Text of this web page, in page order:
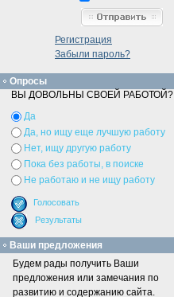
Регистрация
Забыли пароль?
Опросы
ВЫ ДОВОЛЬНЫ СВОЕЙ РАБОТОЙ?
Да
Да, но ищу еще лучшую работу
Нет, ищу другую работу
Пока без работы, в поиске
Не работаю и не ищу работу
Ваши предложения
Будем рады получить Ваши
предложения или замечания по
развитию и содержанию сайта.